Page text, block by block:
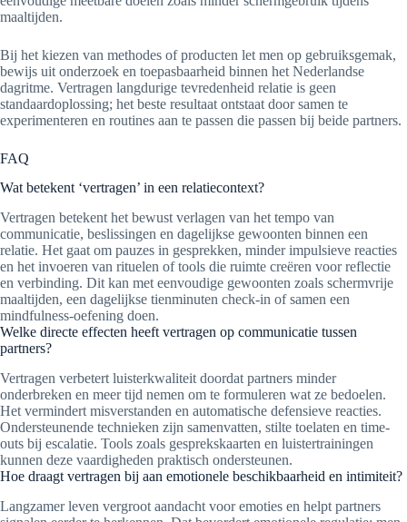
maaltijden.
Bij het kiezen van methodes of producten let men op gebruiksgemak,
bewijs uit onderzoek en toepasbaarheid binnen het Nederlandse
dagritme. Vertragen langdurige tevredenheid relatie is geen
standaardoplossing; het beste resultaat ontstaat door samen te
experimenteren en routines aan te passen die passen bij beide partners.
FAQ
Wat betekent ‘vertragen’ in een relatiecontext?
Vertragen betekent het bewust verlagen van het tempo van
communicatie, beslissingen en dagelijkse gewoonten binnen een
relatie. Het gaat om pauzes in gesprekken, minder impulsieve reacties
en het invoeren van rituelen of tools die ruimte creëren voor reflectie
en verbinding. Dit kan met eenvoudige gewoonten zoals schermvrije
maaltijden, een dagelijkse tienminuten check-in of samen een
mindfulness-oefening doen.
Welke directe effecten heeft vertragen op communicatie tussen
partners?
Vertragen verbetert luisterkwaliteit doordat partners minder
onderbreken en meer tijd nemen om te formuleren wat ze bedoelen.
Het vermindert misverstanden en automatische defensieve reacties.
Ondersteunende technieken zijn samenvatten, stilte toelaten en time-
outs bij escalatie. Tools zoals gesprekskaarten en luistertrainingen
kunnen deze vaardigheden praktisch ondersteunen.
Hoe draagt vertragen bij aan emotionele beschikbaarheid en intimiteit?
Langzamer leven vergroot aandacht voor emoties en helpt partners